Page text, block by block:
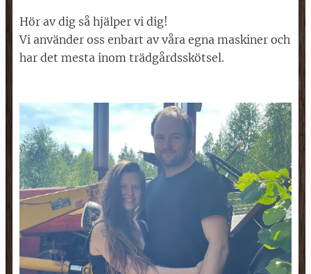
Hör av dig så hjälper vi dig!
Vi använder oss enbart av våra egna maskiner och
har det mesta inom trädgårdsskötsel.